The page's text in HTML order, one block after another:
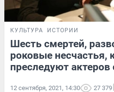
КУЛЬТУРА ИСТОРИИ
Шесть смертей,
роковые несчастья,
преследуют актеров
12 сентября, 2021, 14:30 27 379